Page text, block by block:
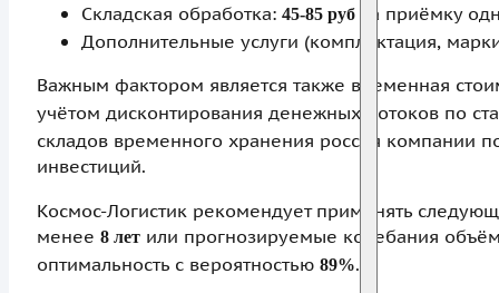
Складская обработка: 45-85 рубза приёмку
Дополнительные услуги (комплектация,
Важным фактором является также временная
учётом дисконтирования денежных потоков по
складов временного хранения россия компании
инвестиций.
Космос-Логистик рекомендует применять
менее 8 летили прогнозируемые колебания
оптимальность с вероятностью 89%.